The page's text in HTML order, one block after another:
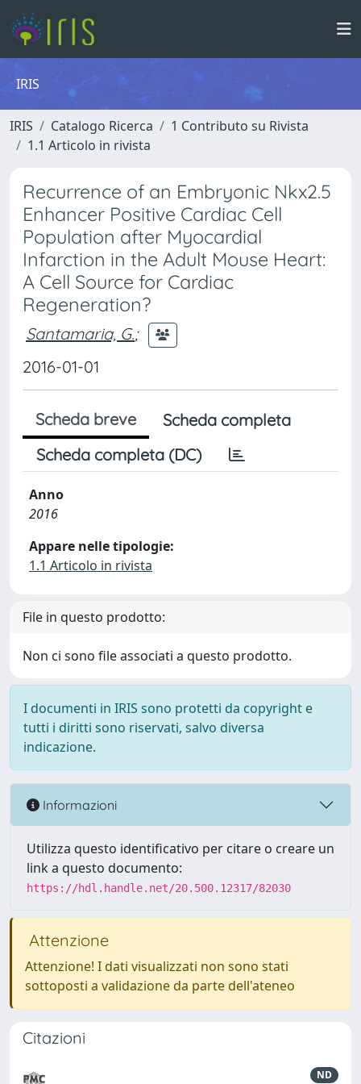
IRIS
IRIS Catalogo Ricerca
1 Contributo su Rivista
1.1 Articolo in rivista
Recurrence of an Embryonic Nkx2.5
Enhancer Positive Cardiac Cell
Population after Myocardial
Infarction in the Adult Mouse Heart:
A Cell Source for Cardiac
Regeneration?
Santamaria, G.;
2016-01-01
Scheda breve
Scheda completa
Scheda completa (DC)
Anno
2016
Appare nelle tipologie:
1.1 Articolo in rivista
File in questo prodotto:
Non ci sono file associati a questo prodotto.
I documenti in IRIS sono protetti da copyright e
tutti i diritti sono riservati, salvo diversa
indicazione.
Informazioni
Utilizza questo identificativo per citare o creare un
link a questo documento:
https://hdl.handle.net/20.500.12317/82030
Attenzione
Attenzione! I dati visualizzati non sono stati
sottoposti a validazione da parte dell'ateneo
Citazioni
ND